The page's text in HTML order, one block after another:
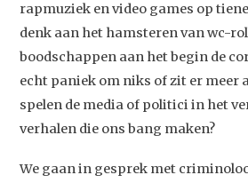
rapmuziek en video games op
denk aan het hamsteren van wc-
boodschappen aan het begin de
echt paniek om niks of zit er meer
spelen de media of politici in het
verhalen die ons bang maken?
We gaan in gesprek met